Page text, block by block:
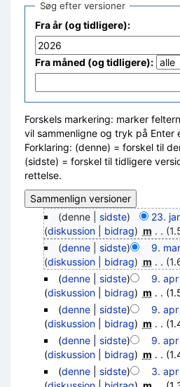
Søg efter versioner
Fra år (og tidligere):
Fra måned (og tidligere):
Forskels markering: marker
vil sammenligne og tryk på Enter
Forklaring: (denne) = forskel til
(sidste) = forskel til tidligere
rettelse.
(denne | sidste) 23.
(diskussion| bidrag) m . .
(denne| sidste) 9.
(diskussion| bidrag) m . .
(denne| sidste) 9.
(diskussion| bidrag) m . .
(denne| sidste) 9.
(diskussion| bidrag) m . .
(denne| sidste) 9.
(diskussion| bidrag) m . .
(denne| sidste) 3.